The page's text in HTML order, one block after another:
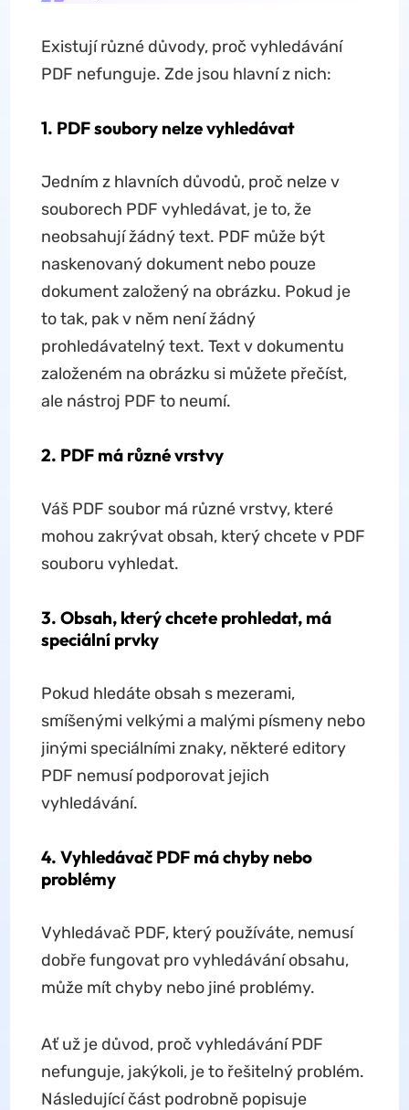
Existují různé důvody, proč vyhledávání
PDF nefunguje. Zde jsou hlavní z nich:
1. PDF soubory nelze vyhledávat
Jedním z hlavních důvodů, proč nelze v
souborech PDF vyhledávat, je to, že
neobsahují žádný text. PDF může být
naskenovaný dokument nebo pouze
dokument založený na obrázku. Pokud je
to tak, pak v něm není žádný
prohledávatelný text. Text v dokumentu
založeném na obrázku si můžete přečíst,
ale nástroj PDF to neumí.
2. PDF má různé vrstvy
Váš PDF soubor má různé vrstvy, které
mohou zakrývat obsah, který chcete v PDF
souboru vyhledat.
3. Obsah, který chcete prohledat, má
speciální prvky
Pokud hledáte obsah s mezerami,
smíšenými velkými a malými písmeny nebo
jinými speciálními znaky, některé editory
PDF nemusí podporovat jejich
vyhledávání.
4. Vyhledávač PDF má chyby nebo
problémy
Vyhledávač PDF, který používáte, nemusí
dobře fungovat pro vyhledávání obsahu,
může mít chyby nebo jiné problémy.
Ať už je důvod, proč vyhledávání PDF
nefunguje, jakýkoli, je to řešitelný problém.
Následující část podrobně popisuje